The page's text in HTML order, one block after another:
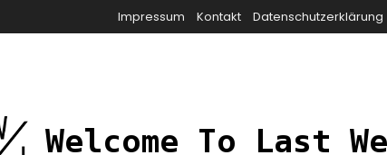
Impressum Kontakt Datenschutzerklärung